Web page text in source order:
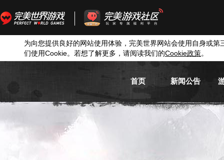
为向您提供良好的网站使用体验，完美世界网站会使用自身或第
们使用Cookie。若想了解更多，请阅读我们的Cookie政策。
首页 新闻公告
游戏新闻
活动信息